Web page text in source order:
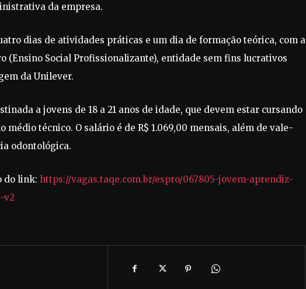
da empresa.
dias de atividades práticas e um dia de formação teórica, com a
(Ensino Social Profissionalizante), entidade sem fins lucrativos
da Unilever.
a jovens de 18 a 21 anos de idade, que devem estar cursando
médio técnico. O salário é de R$ 1.069,00 mensais, além de vale-
odontológica.
do link: https://vagas.taqe.com.br/espro/067805-jovem-aprendiz-
v2